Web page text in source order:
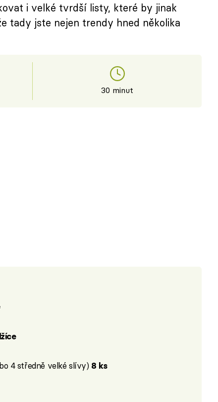
i velké tvrdší listy, které by jinak
tady jste nejen trendy hned několika
30 minut
4 středně velké slívy) 8 ks